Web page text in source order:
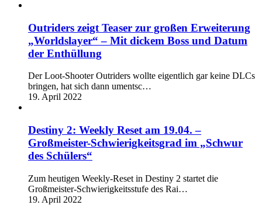
Outriders zeigt Teaser zur großen Erweiterung
„Worldslayer“ – Mit dickem Boss und Datum
der Enthüllung
Der Loot-Shooter Outriders wollte eigentlich gar keine DLCs
bringen, hat sich dann umentsc…
19. April 2022
Destiny 2: Weekly Reset am 19.04. –
Großmeister-Schwierigkeitsgrad im „Schwur
des Schülers“
Zum heutigen Weekly-Reset in Destiny 2 startet die
Großmeister-Schwierigkeitsstufe des Rai…
19. April 2022